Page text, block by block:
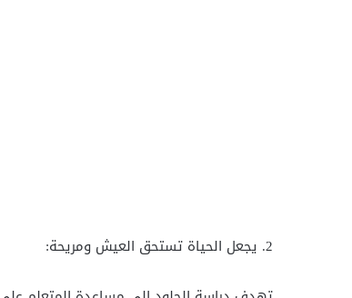
2. يجعل الحياة تستحق العيش ومريحة: